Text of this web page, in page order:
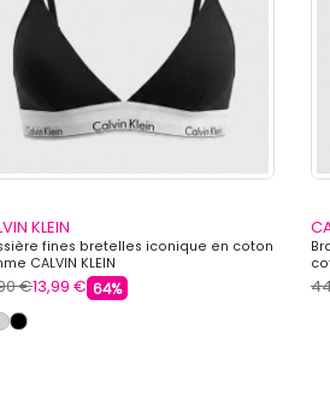
KLEIN
fines bretelles iconique en coton
CALVIN KLEIN
€13,99 € 64%